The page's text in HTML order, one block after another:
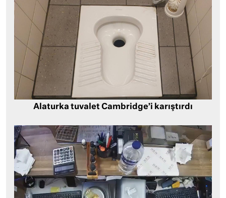
Alaturka tuvalet Cambridge’i karıştırdı